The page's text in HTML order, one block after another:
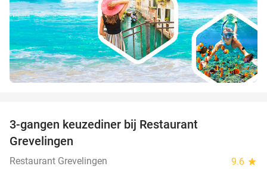
3-gangen keuzediner bij Restaurant
Grevelingen
Restaurant Grevelingen 9.6 star